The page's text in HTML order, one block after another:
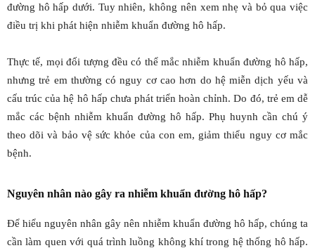
đường hô hấp dưới. Tuy nhiên, không nên xem nhẹ và bỏ qua việc
điều trị khi phát hiện nhiễm khuẩn đường hô hấp.
Thực tế, mọi đối tượng đều có thể mắc nhiễm khuẩn đường hô hấp,
nhưng trẻ em thường có nguy cơ cao hơn do hệ miễn dịch yếu và
cấu trúc của hệ hô hấp chưa phát triển hoàn chỉnh. Do đó, trẻ em dễ
mắc các bệnh nhiễm khuẩn đường hô hấp. Phụ huynh cần chú ý
theo dõi và bảo vệ sức khỏe của con em, giảm thiểu nguy cơ mắc
bệnh.
Nguyên nhân nào gây ra nhiễm khuẩn đường hô hấp?
Để hiểu nguyên nhân gây nên nhiễm khuẩn đường hô hấp, chúng ta
cần làm quen với quá trình luồng không khí trong hệ thống hô hấp.